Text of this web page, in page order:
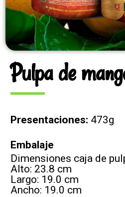
Pulpa de
Presentaciones: 473g
Embalaje
Dimensiones caja de
Alto: 23.8 cm
Largo: 19.0 cm
Ancho: 19.0 cm